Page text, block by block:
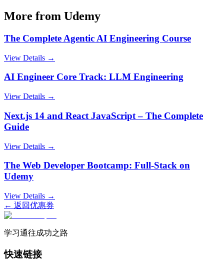
More from Udemy
The Complete Agentic AI Engineering Course
View Details →
AI Engineer Core Track: LLM Engineering
View Details →
Next.js 14 and React JavaScript – The Complete
Guide
View Details →
The Web Developer Bootcamp: Full-Stack on
Udemy
View Details →
← 返回优惠券
学习通往成功之路
快速链接